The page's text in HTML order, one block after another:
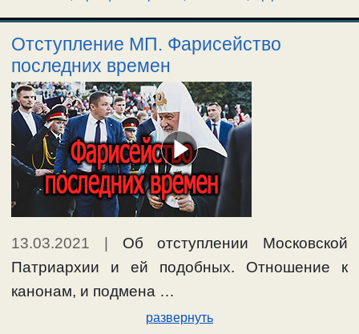
Отступление МП. Фарисейство
последних времен
13.03.2021
Об отступлении Московской
Патриархии и ей подобных. Отношение к
канонам, и подмена …
развернуть